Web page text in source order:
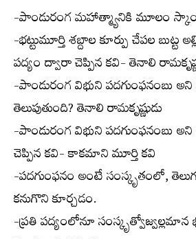
-పాండురంగ మహాత్మ్యానికి మూలం
-భట్టుమూర్తి శబ్దాల కూర్పు చేపల బుట్ట
పద్యం ద్వారా చెప్పిన కవి- తెనాలి
-పాండురంగ విభుని పదగుంఫనంబు
తెలుపుతుంది? తెనాలి రామకృష్ణుడు
-పాండురంగ విభుని పదగుంఫనంబు
చెప్పిన కవి- కాకమాని మూర్తి కవి
-పదగుంఫనం అంటే సంస్కృతంలో,
కనుగొని కూర్చడం.
-ప్రతి పద్యంలోనూ